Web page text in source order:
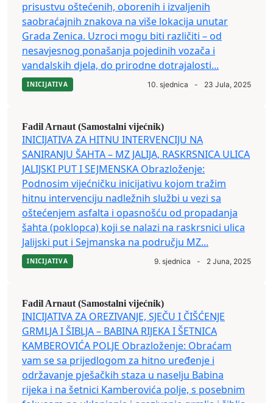
prisustvu oštećenih, oborenih i izvaljenih
saobraćajnih znakova na više lokacija unutar
Grada Zenica. Uzroci mogu biti različiti – od
nesavjesnog ponašanja pojedinih vozača i
vandalskih djela, do prirodne dotrajalosti...
INICIJATIVA 10. sjednica - 23 Jula, 2025
Fadil Arnaut (Samostalni vijećnik)
INICIJATIVA ZA HITNU INTERVENCIJU NA
SANIRANJU ŠAHTA – MZ JALIJA, RASKRSNICA ULICA
JALIJSKI PUT I SEJMENSKA Obrazloženje:
Podnosim vijećničku inicijativu kojom tražim
hitnu intervenciju nadležnih službi u vezi sa
oštećenjem asfalta i opasnošću od propadanja
šahta (poklopca) koji se nalazi na raskrsnici ulica
Jalijski put i Sejmanska na području MZ...
INICIJATIVA 9. sjednica - 2 Juna, 2025
Fadil Arnaut (Samostalni vijećnik)
INICIJATIVA ZA OREZIVANJE, SJEČU I ČIŠĆENJE
GRMLJA I ŠIBLJA – BABINA RIJEKA I ŠETNICA
KAMBEROVIĆA POLJE Obrazloženje: Obraćam
vam se sa prijedlogom za hitno uređenje i
održavanje pješačkih staza u naselju Babina
rijeka i na šetnici Kamberovića polje, s posebnim